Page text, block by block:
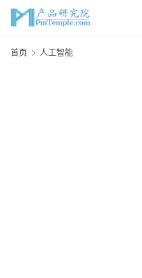
首页 人工智能